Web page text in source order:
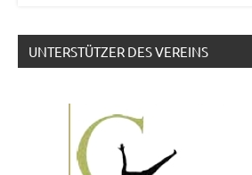
UNTERSTÜTZER DES VEREINS